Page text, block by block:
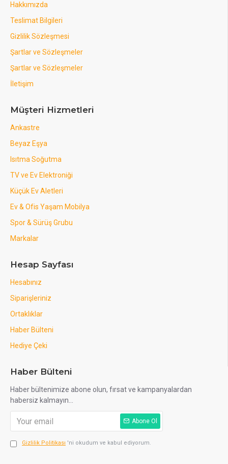
Hakkımızda
Teslimat Bilgileri
Gizlilik Sözleşmesi
Şartlar ve Sözleşmeler
Şartlar ve Sözleşmeler
İletişim
Müşteri Hizmetleri
Ankastre
Beyaz Eşya
Isıtma Soğutma
TV ve Ev Elektroniği
Küçük Ev Aletleri
Ev & Ofis Yaşam Mobilya
Spor & Sürüş Grubu
Markalar
Hesap Sayfası
Hesabınız
Siparişleriniz
Ortaklıklar
Haber Bülteni
Hediye Çeki
Haber Bülteni
Haber bültenimize abone olun, fırsat ve kampanyalardan
habersiz kalmayın...
Abone Ol
Gizlilik Politikası 'ni okudum ve kabul ediyorum.